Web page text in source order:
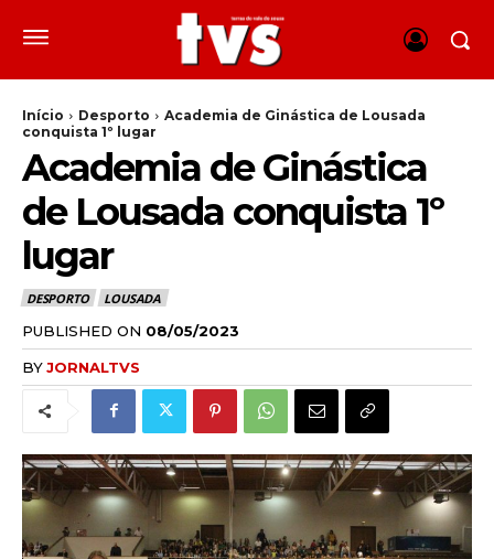
Início Desporto
Academia de Ginástica de Lousada
conquista 1º lugar
Academia de Ginástica
de Lousada conquista 1º
lugar
DESPORTO LOUSADA
PUBLISHED ON 08/05/2023
BYJORNALTVS